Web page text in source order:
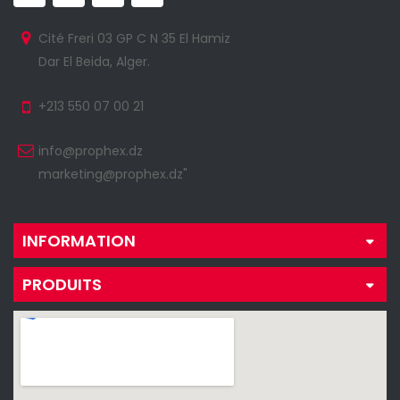
Cité Freri 03 GP C N 35 El Hamiz
Dar El Beida, Alger.
+213 550 07 00 21
info@prophex.dz
marketing@prophex.dz"
INFORMATION
PRODUITS